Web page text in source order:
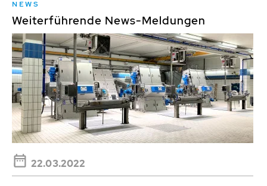
NEWS
Weiterführende News-Meldungen
22.03.2022